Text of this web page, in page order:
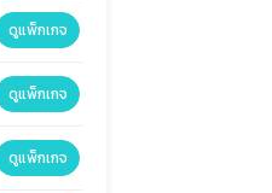
ดูแพ็กเกจ
ดูแพ็กเกจ
ดูแพ็กเกจ